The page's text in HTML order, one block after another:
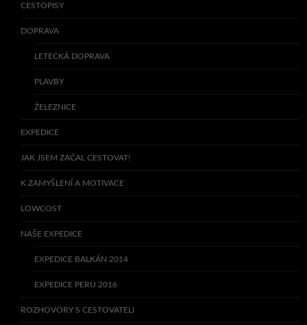
CESTOPISY
DOPRAVA
LETECKÁ DOPRAVA
PLAVBY
ŽELEZNICE
EXPEDICE
JAK JSEM ZAČAL CESTOVAT!
K ZAMYŠLENÍ A MOTIVACE
LOWCOST
NAŠE EXPEDICE
EXPEDICE BALKÁN 2014
EXPEDICE PERU 2016
ROZHOVORY S CESTOVATELI